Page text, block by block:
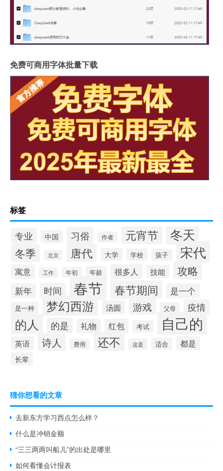
免费可商用字体批量下载
标签
专业 中国 习俗 作者 元宵节 冬天
冬季 北京 唐代 大学 学校 孩子 宋代
寓意 工作 年初 年龄 很多人 技能 攻略
新年 时间 春节 春节期间 是一个
是一种 梦幻西游 汤圆 游戏 父母 疫情
的人 的是 礼物 红包 考试 自己的
英语 诗人 费用 还不 这是 适合 都是
长辈
猜你想看的文章
去新东方学习西点怎么样？
什么是冲销金额
“三三两两叫船儿”的出处是哪里
如何看懂会计报表